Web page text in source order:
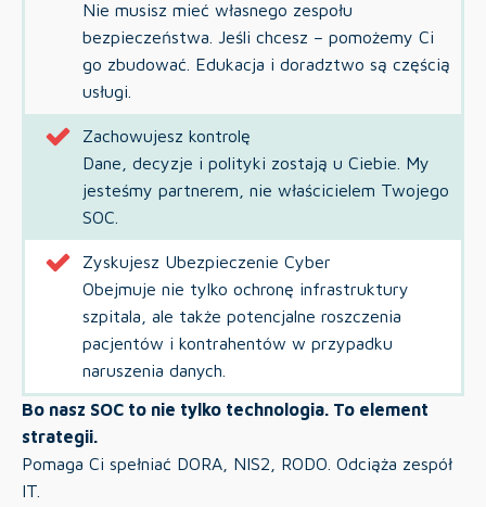
Nie musisz mieć własnego zespołu
bezpieczeństwa. Jeśli chcesz – pomożemy Ci
go zbudować. Edukacja i doradztwo są częścią
usługi.
Zachowujesz kontrolę
Dane, decyzje i polityki zostają u Ciebie. My
jesteśmy partnerem, nie właścicielem Twojego
SOC.
Zyskujesz Ubezpieczenie Cyber
Obejmuje nie tylko ochronę infrastruktury
szpitala, ale także potencjalne roszczenia
pacjentów i kontrahentów w przypadku
naruszenia danych.
Bo nasz SOC to nie tylko technologia. To element
strategii.
Pomaga Ci spełniać DORA, NIS2, RODO. Odciąża zespół
IT.